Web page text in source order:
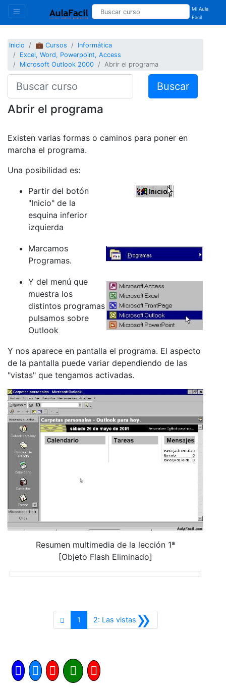
Mi Aula
Facil
Inicio 💼 Cursos
Informática
Excel, Word, Powerpoint, Access
Microsoft Outlook 2000
Abrir el programa
Buscar
Abrir el programa
Existen varias formas o caminos para poner en
marcha el programa.
Una posibilidad es:
Partir del botón
"Inicio" de la
esquina inferior
izquierda
Marcamos
Programas.
Y del menú que
muestra los
distintos programas
pulsamos sobre
Outlook
Y nos aparece en pantalla el programa. El aspecto
de la pantalla puede variar dependiendo de las
"vistas" que tengamos activadas.
Resumen multimedia de la lección 1ª
[Objeto Flash Eliminado]
1 »
2: Las vistasSiguiente